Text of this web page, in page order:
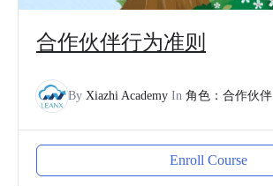
合作伙伴行为准则
By Xiazhi Academy In 角色：合作伙伴
Enroll Course